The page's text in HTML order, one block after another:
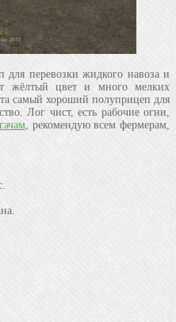
перевозки жидкого навоза и
жёлтый цвет и много мелких
самый хороший полуприцеп для
Лог чист, есть рабочие огни,
, рекомендую всем фермерам,